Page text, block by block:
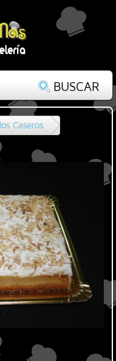
BUSCAR
Caseros